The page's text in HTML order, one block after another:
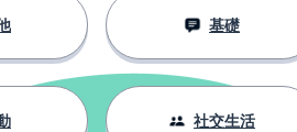
基礎
社交生活